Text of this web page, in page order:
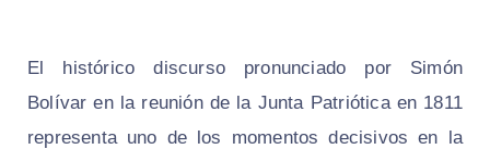
El histórico discurso pronunciado por Simón
Bolívar en la reunión de la Junta Patriótica en 1811
representa uno de los momentos decisivos en la